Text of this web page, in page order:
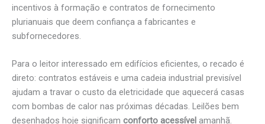
incentivos à formação e contratos de fornecimento
plurianuais que deem confiança a fabricantes e
subfornecedores.
Para o leitor interessado em edifícios eficientes, o recado é
direto: contratos estáveis e uma cadeia industrial previsível
ajudam a travar o custo da eletricidade que aquecerá casas
com bombas de calor nas próximas décadas. Leilões bem
desenhados hoje significam conforto acessível amanhã.